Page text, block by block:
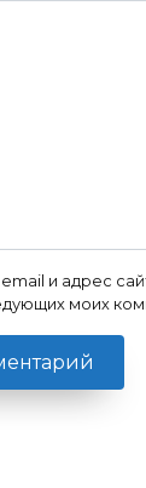
и адрес
моих